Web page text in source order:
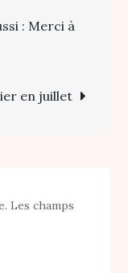
: Merci à
en juillet
Les champs